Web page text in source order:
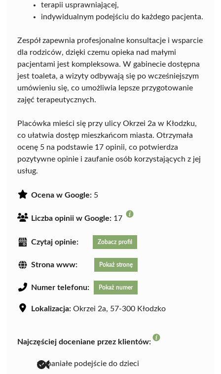
terapii usprawniającej,
indywidualnym podejściu do każdego pacjenta.
Zespół zapewnia profesjonalne konsultacje i wsparcie
dla rodziców, dzięki czemu opieka nad małymi
pacjentami jest kompleksowa. W gabinecie dostępna
jest toaleta, a wizyty odbywają się po wcześniejszym
umówieniu się, co umożliwia lepsze przygotowanie
zajęć terapeutycznych.
Placówka mieści się przy ulicy Okrzei 2a w Kłodzku,
co ułatwia dostęp mieszkańcom miasta. Otrzymała
ocenę 5 na podstawie 17 opinii, co potwierdza
pozytywne opinie i zaufanie osób korzystających z jej
usług.
Ocena w Google: 5
Liczba opinii w Google: 17
Czytaj opinie: Zobacz profil
Strona www: Pokaż stronę
Numer telefonu: Pokaż numer
Lokalizacja: Okrzei 2a, 57-300 Kłodzko
Najczęściej doceniane przez klientów:
wspaniałe podejście do dzieci